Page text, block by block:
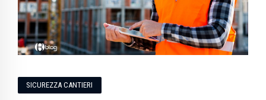
SICUREZZA CANTIERI